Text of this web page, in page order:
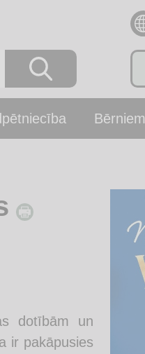
Bērniem
dotībām un
ir pakāpusies